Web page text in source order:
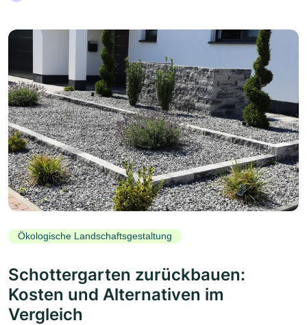
Ökologische Landschaftsgestaltung
Schottergarten zurückbauen:
Kosten und Alternativen im
Vergleich